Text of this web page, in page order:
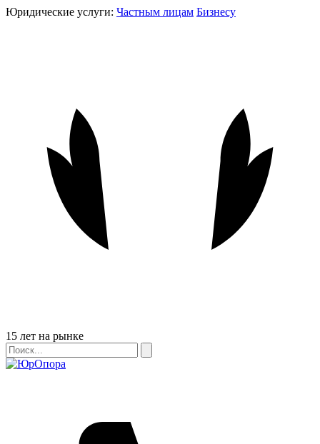
Юридические услуги: Частным лицам Бизнесу
Бейдж
15 лет на рынке
Поиск
Поиск